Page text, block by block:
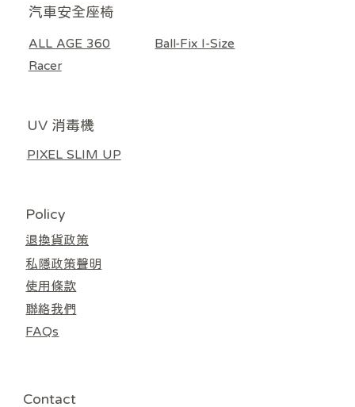
UV 消毒機
PIXEL SLIM UP
​汽車安全座椅
ALL AGE 360
Ball-Fix I-Size
Racer
Policy
退換貨政策
私隱政策聲明
使用條款
聯絡我們
FAQs
Contact